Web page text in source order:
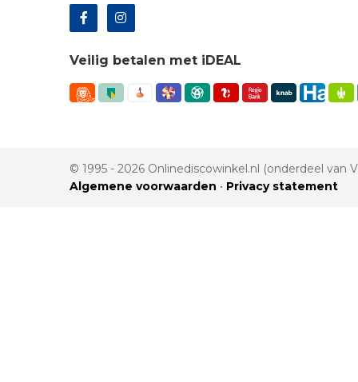
Veilig betalen met iDEAL
© 1995 - 2026 Onlinediscowinkel.nl (onderdeel van
Algemene voorwaarden • Privacy statement